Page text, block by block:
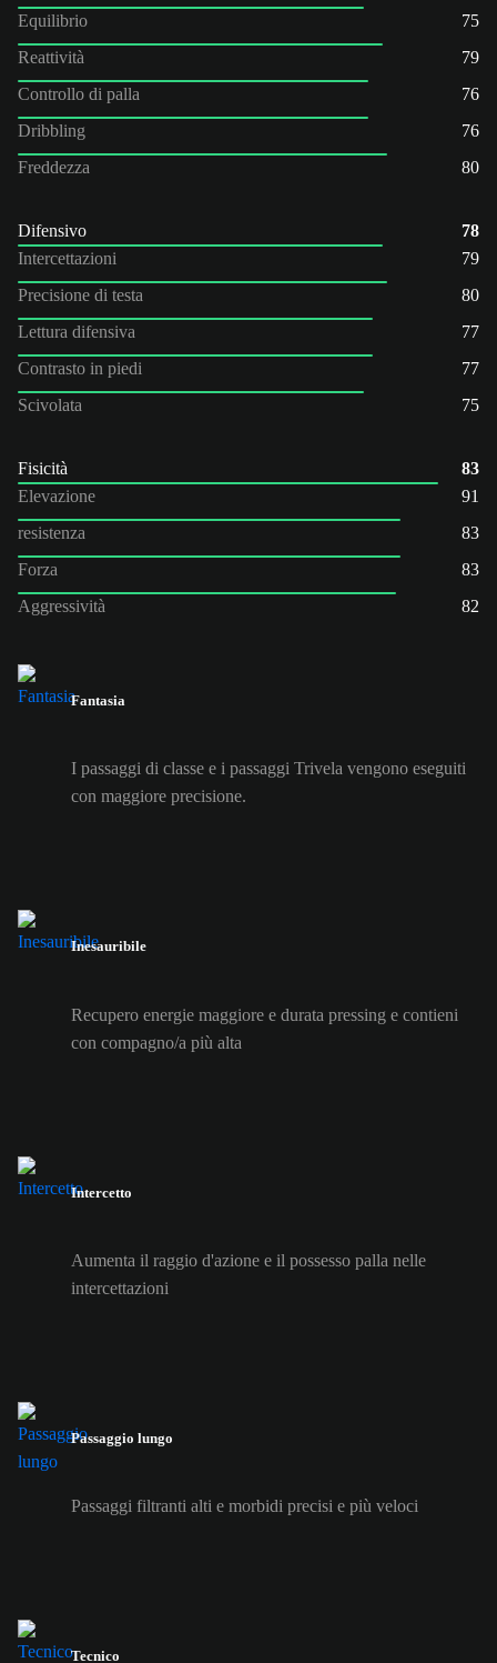
Equilibrio
75
Reattività
79
Controllo di palla
76
Dribbling
76
Freddezza
80
Difensivo
78
Intercettazioni
79
Precisione di testa
80
Lettura difensiva
77
Contrasto in piedi
77
Scivolata
75
Fisicità
83
Elevazione
91
resistenza
83
Forza
83
Aggressività
82
Fantasia
I passaggi di classe e i passaggi Trivela vengono eseguiti
con maggiore precisione.
Inesauribile
Recupero energie maggiore e durata pressing e contieni
con compagno/a più alta
Intercetto
Aumenta il raggio d'azione e il possesso palla nelle
intercettazioni
Passaggio lungo
Passaggi filtranti alti e morbidi precisi e più veloci
Tecnico